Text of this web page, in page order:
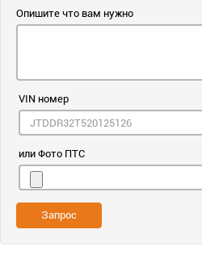
Опишите что вам нужно
VIN номер
или Фото ПТС
Запрос